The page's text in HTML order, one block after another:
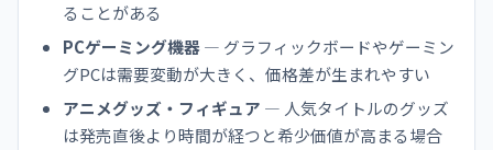
ることがある
PCゲーミング機器— グラフィックボードやゲーミン
グPCは需要変動が大きく、価格差が生まれやすい
アニメグッズ・フィギュア — 人気タイトルのグッズ
は発売直後より時間が経つと希少価値が高まる場合